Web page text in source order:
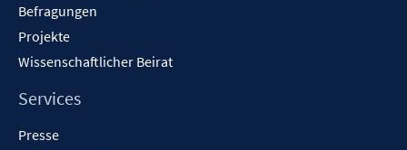
Befragungen
Projekte
Wissenschaftlicher Beirat
Services
Presse